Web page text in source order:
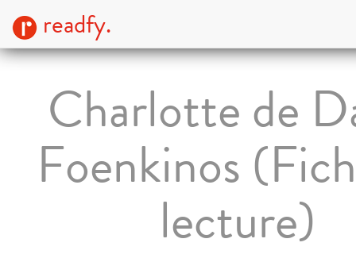
readfy.
Charlotte de
Foenkinos
lecture)